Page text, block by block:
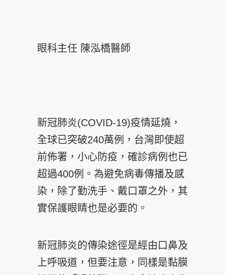
眼科主任 陳泓橋醫師
新冠肺炎(COVID-19)疫情延燒，
全球已突破240萬例，台灣即使超
前佈署，小心防疫，確診病例也已
超過400例。為避免病毒傳播及感
染，除了勤洗手、戴口罩之外，其
實保護眼睛也是必要的。
新冠肺炎的傳染途徑是經由口鼻及
上呼吸道，但要注意，同樣是黏膜